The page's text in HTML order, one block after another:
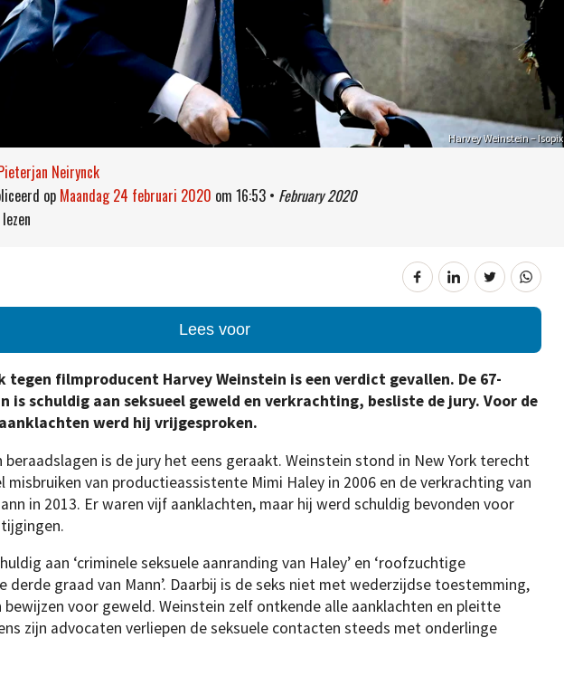
Harvey Weinstein – Isopix
Neirynck
op maandag 24 februari 2020 om 16:53 • February 2020
Lees voor
tegen filmproducent Harvey Weinstein is een verdict gevallen. De 67-
is schuldig aan seksueel geweld en verkrachting, besliste de jury. Voor de
werd hij vrijgesproken.
beraadslagen is de jury het eens geraakt. Weinstein stond in New York terecht
misbruiken van productieassistente Mimi Haley in 2006 en de verkrachting van
in 2013. Er waren vijf aanklachten, maar hij werd schuldig bevonden voor
aan ‘criminele seksuele aanranding van Haley’ en ‘roofzuchtige
derde graad van Mann’. Daarbij is de seks niet met wederzijdse toestemming,
bewijzen voor geweld. Weinstein zelf ontkende alle aanklachten en pleitte
zijn advocaten verliepen de seksuele contacten steeds met onderlinge